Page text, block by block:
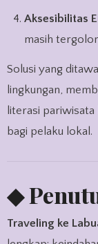
Aksesibilitas
masih
Solusi yang
lingkungan,
literasi
bagi pelaku lokal.
◆
Traveling ke